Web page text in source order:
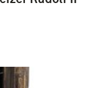
Francois Rudolf